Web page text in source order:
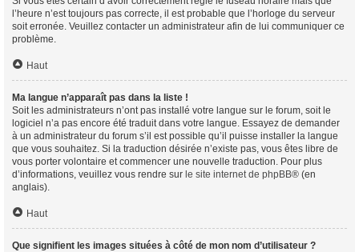
l’heure n’est toujours pas correcte, il est probable que l’horloge du serveur
soit erronée. Veuillez contacter un administrateur afin de lui communiquer ce
problème.
Haut
Ma langue n’apparaît pas dans la liste !
Soit les administrateurs n’ont pas installé votre langue sur le forum, soit le
logiciel n’a pas encore été traduit dans votre langue. Essayez de demander
à un administrateur du forum s’il est possible qu’il puisse installer la langue
que vous souhaitez. Si la traduction désirée n’existe pas, vous êtes libre de
vous porter volontaire et commencer une nouvelle traduction. Pour plus
d’informations, veuillez vous rendre sur le site internet de phpBB® (en
anglais).
Haut
Que signifient les images situées à côté de mon nom d’utilisateur ?